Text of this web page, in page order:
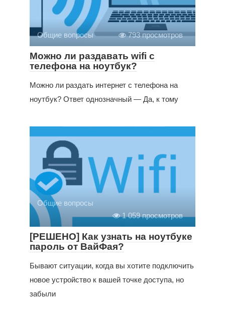
Общие вопросы 793 просмотров
Можно ли раздавать wifi с
телефона на ноутбук?
Можно ли раздать интернет с телефона на
ноутбук? Ответ однозначный — Да, к тому
Общие вопросы
1 059 просмотров
[РЕШЕНО] Как узнать на ноутбуке
пароль от ВайФая?
Бывают ситуации, когда вы хотите подключить
новое устройство к вашей точке доступа, но
забыли